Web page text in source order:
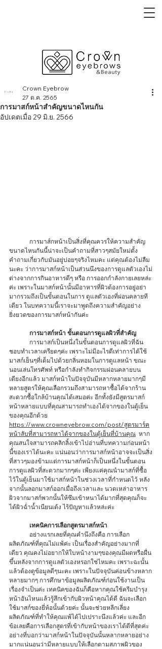
การมาสก์หน้าสำคัญขนาดไหนกัน
Crown Eyebrow
27 ต.ค. 2565
อัปเดตเมื่อ29 มิ.ย. 2566
ขนาดไหนกันนี้น่าจะเป็นคำถามที่สาวๆสมัยใหม่ตั้ง
คำถามเกี่ยวกับมันอยู่บ่อยๆจริงไหมคะ แต่คุณต้องไม่ลืม
นะคะ ว่าการมาสก์หน้าเป็นส่วนนึงของการดูแลตัวเองไม่
ต่างจากการกินอาหารดีๆ หรือ การออกกำลังกายเลยหล่ะ
ค่ะ เพราะในมาสก์หน้านั้นมีอาหารที่ผิวต้องการอยู่อย่า
มากรวมถึงเป็นขั้นตอนในการ ดูแลตัวเองที่ผ่อนคลายที
เดียว ในบทความนี้เราจะมาพูดถึงความสำคัญอย่าง
ยิ่งยวดของการมาสก์หน้ากันค่ะ
	การมาสก์หน้า ขั้นตอนการดูแลผิวที่สำคัญ
ชอบทำเวลาเครียดๆค่ะ เพราะไม่มีอะไรดีเท่าการได้ใช้
มาสก์เย็นๆที่เต็มไปด้วยกลิ่นหอมในการดูแลหน้า ขณะ
นอนเล่นโทรศัพท์ หรือกำลังทำกิจกรรมผ่อนคลายบน
เตียงอีกแล้ว มาสก์หน้าในปัจจุบันมีหลากหลายมากๆมี
หลายสูตรให้คุณเลือกรวมถึงสามารถหาซื้อได้จากร้าน
สะดวกซื้อใกล้บ้านคุณได้เสมอค่ะ อีกทั้งยังมีสูตรมาสก์
หน้าหลายแบบที่คุณสามารถทำเองได้จากของในตู้เย็น
ของคุณอีกด้วย
https://www.crowneyebrow.com/post/สูตรมาร์ค
หน้าลับที่สามารถหาได้จากของในตู้เย็นที่บ้านคุณ
  หาก
คุณสนใจสามารถคลิกลิ้งเข้าไปอ่านที่บทความก่อนหน้า
นี้ของเราได้นะคะ แน่นอนว่าการมาสก์หน้าอาจจะเป็นสิ่ง
ที่สาวๆมองข้ามแต่การมาสก์หน้าก็เป็นหนึ่งในขั้นตอน
การดูแลผิวที่สะดวกมากๆค่ะ เพียงแค่คุณนำมาสก์ที่ซื้อ
ไว้ในตู้เย็นมาใช้มาสก์หน้าในช่วงเวลาที่กำหนดไว้ หลัง
จากนั้นลอกมาสก์ออกเมื่อถึงเวลาและ นวดเหล่าอาหาร
ผิวจากมาสก์พวกนั้นให้ซึมเข้าหนาได้มากที่สุดคุณก็จะ
ได้ผิวฉ่ำน้ำเนียนเด้ง ไร้ปัญหาแล้วหล่ะค่ะ
เทคนิคการเลือกสูตรมาสก์หน้า
ผลิตภัณฑ์ที่คุณไม่แพ้ค่ะ เป็นเรื่องสำคัญอย่างมากที่
เดียว คุณคงไม่อยากให้ใบหน้างามๆของคุณมีผดหรือผื่น
ขึ้นหลังจากการดูแลตัวเองหรอกใช่ไหมคะ เพราะฉะนั้น
แล้วต้องดูข้อมูลดีๆนะคะ เพราะในปัจจุบันค่อนข้างหลาก
หลายมากๆ การศึกษาข้อมูลผลิตภัณฑ์ก่อนใช้งานเป็น
เรื่องจำเป็นค่ะ เทคนิคของฉันก็คือหากคุณใช้ครีมบำรุง
หน้าอันไหนแล้วรู้สึกเข้ากับผิวหน้าคุณได้ดี ฉันจะเลือก
ใช้มาสก์ของยี่ห้อนั้นด้วยค่ะ นั้นจะช่วยหลีกเลี่ยง
ผลิตภัณฑ์ที่ทำให้คุณแพ้ได้ไปเปราะนึงแล้วค่ะ และอีก
ข้อเลยคือการเลือกสูตรที่เข้ากับหน้าของเราได้ดีที่สุดค่ะ
อย่างที่บอกว่ามาสก์หน้าในปัจจุบันนั้นหลากหลายอย่าง
มากแน่นอนว่ามีหลายแบบให้เลือกตามสภาพผิวของ